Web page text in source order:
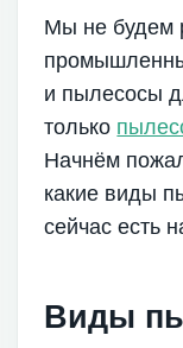
Мы не будем
и пылесосы
только
Начнём
какие виды
сейчас есть
Виды